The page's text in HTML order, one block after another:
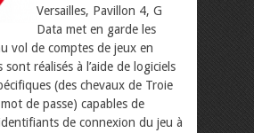
Versailles, Pavillon 4, G
Data met en garde les
vol de comptes de jeux en
sont réalisés à l’aide de logiciels
(des chevaux de Troie
de passe) capables de
de connexion du jeu à